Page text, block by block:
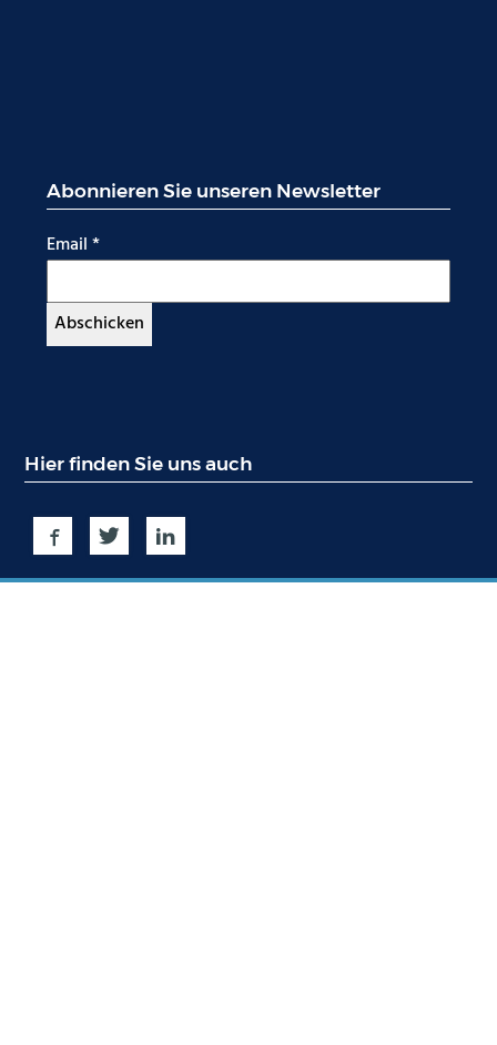
Hier finden Sie uns auch
Abonnieren Sie unseren Newsletter
Email *